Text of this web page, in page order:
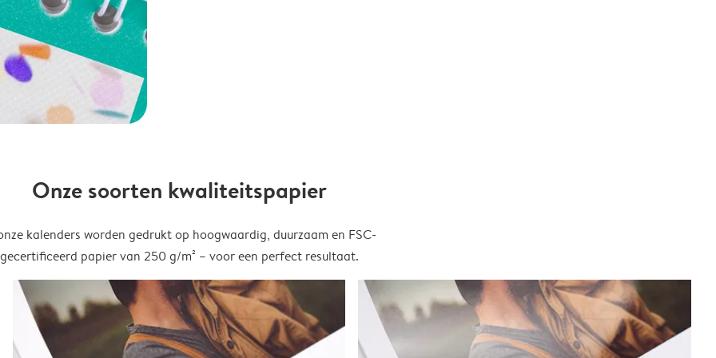
Onze soorten kwaliteitspapier
kalenders worden gedrukt op hoogwaardig, duurzaam en FSC-
gecertificeerd papier van 250 g/m² – voor een perfect resultaat.